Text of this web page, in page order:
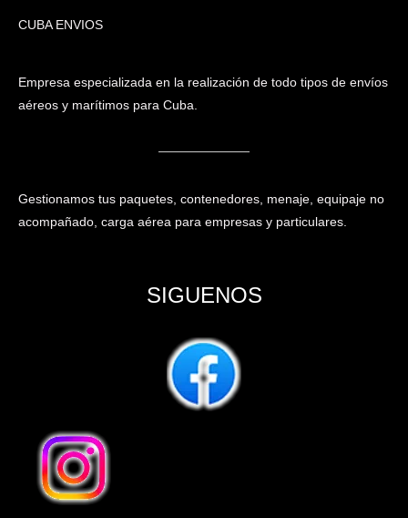
CUBA ENVIOS
Empresa especializada en la realización de todo tipos de envíos
aéreos y marítimos para Cuba.
Gestionamos tus paquetes, contenedores, menaje, equipaje no
acompañado, carga aérea para empresas y particulares.
SIGUENOS